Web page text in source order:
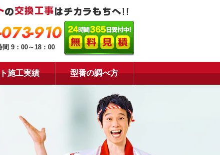
910
間 9：00～18：00
施工実績 型番の調べ方